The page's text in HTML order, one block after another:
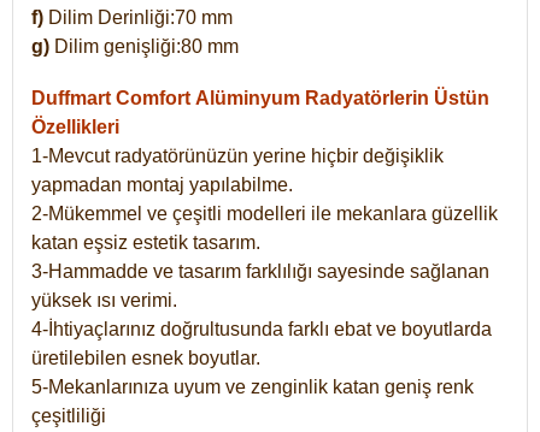
f) Dilim Derinliği:70 mm
g) Dilim genişliği:80 mm
Duffmart Comfort Alüminyum Radyatörlerin Üstün
Özellikleri
1-Mevcut radyatörünüzün yerine hiçbir değişiklik
yapmadan montaj yapılabilme.
2-Mükemmel ve çeşitli modelleri ile mekanlara güzellik
katan eşsiz estetik tasarım.
3-Hammadde ve tasarım farklılığı sayesinde sağlanan
yüksek ısı verimi.
4-İhtiyaçlarınız doğrultusunda farklı ebat ve boyutlarda
üretilebilen esnek boyutlar.
5-Mekanlarınıza uyum ve zenginlik katan geniş renk
çeşitliliği